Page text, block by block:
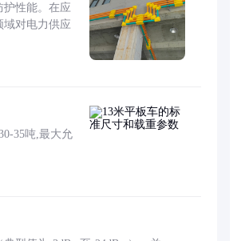
护性能。在应
域对电力供应
35吨,最大允